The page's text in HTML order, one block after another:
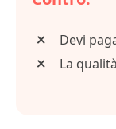
Devi
La